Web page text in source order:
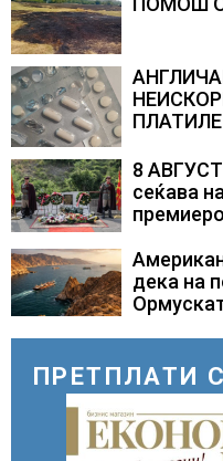
само
потребни
8 АВГУСТ
сеќава
дека на
ПРЕТПЛАТИ